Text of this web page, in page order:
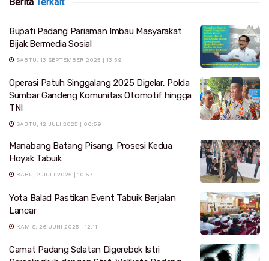
Bupati Padang Pariaman Imbau Masyarakat
Bijak Bermedia Sosial
SABTU, 13 SEPTEMBER 2025 | 13:39
Operasi Patuh Singgalang 2025 Digelar, Polda
Sumbar Gandeng Komunitas Otomotif hingga
TNI
SABTU, 12 JULI 2025 | 06:59
Manabang Batang Pisang, Prosesi Kedua
Hoyak Tabuik
RABU, 2 JULI 2025 | 10:57
Yota Balad Pastikan Event Tabuik Berjalan
Lancar
KAMIS, 26 JUNI 2025 | 12:11
Camat Padang Selatan Digerebek Istri